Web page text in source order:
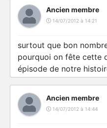
Ancien membre
14/07/2012 à 14:21
surtout que bon
pourquoi on fête cette
épisode de notre
Ancien membre
14/07/2012 à 14:44